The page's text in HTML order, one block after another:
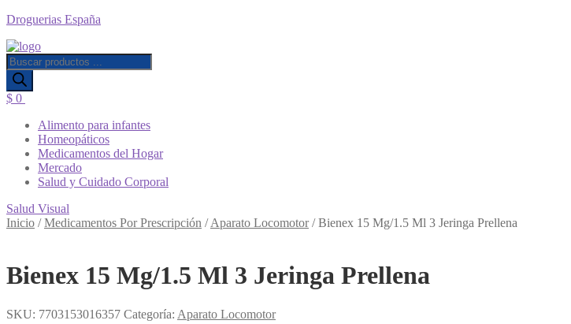
Droguerias España
Búsqueda
de
productos
$ 0
Menú
Alimento para infantes
Homeopáticos
Medicamentos del Hogar
Mercado
Salud y Cuidado Corporal
Salud Visual
Inicio /Medicamentos Por Prescripción /Aparato Locomotor/Bienex 15 Mg/1.5 Ml 3 Jeringa Prellena
Bienex 15 Mg/1.5 Ml 3 Jeringa Prellena
SKU: 7703153016357 Categoría: Aparato Locomotor